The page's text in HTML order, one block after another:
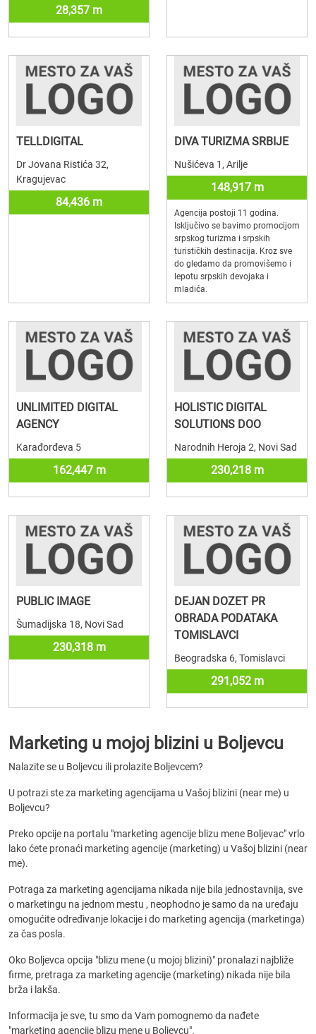
28,357 m
TELLDIGITAL
Dr Jovana Ristića 32,
Kragujevac
84,436 m
DIVA TURIZMA SRBIJE
Nušićeva 1, Arilje
148,917 m
Agencija postoji 11 godina.
Isključivo se bavimo promocijom
srpskog turizma i srpskih
turističkih destinacija. Kroz sve
do gledamo da promovišemo i
lepotu srpskih devojaka i
mladića.
UNLIMITED DIGITAL
AGENCY
Karađorđeva 5
162,447 m
HOLISTIC DIGITAL
SOLUTIONS DOO
Narodnih Heroja 2, Novi Sad
230,218 m
PUBLIC IMAGE
Šumadijska 18, Novi Sad
230,318 m
DEJAN DOZET PR
OBRADA PODATAKA
TOMISLAVCI
Beogradska 6, Tomislavci
291,052 m
Marketing u mojoj blizini u Boljevcu
Nalazite se u Boljevcu ili prolazite Boljevcem?
U potrazi ste za marketing agencijama u Vašoj blizini (near me) u
Boljevcu?
Preko opcije na portalu "marketing agencije blizu mene Boljevac" vrlo
lako ćete pronaći marketing agencije (marketing) u Vašoj blizini (near
me).
Potraga za marketing agencijama nikada nije bila jednostavnija, sve
o marketingu na jednom mestu , neophodno je samo da na uređaju
omogućite određivanje lokacije i do marketing agencija (marketinga)
za čas posla.
Oko Boljevca opcija "blizu mene (u mojoj blizini)" pronalazi najbliže
firme, pretraga za marketing agencije (marketing) nikada nije bila
brža i lakša.
Informacija je sve, tu smo da Vam pomognemo da nađete
"marketing agencije blizu mene u Boljevcu".